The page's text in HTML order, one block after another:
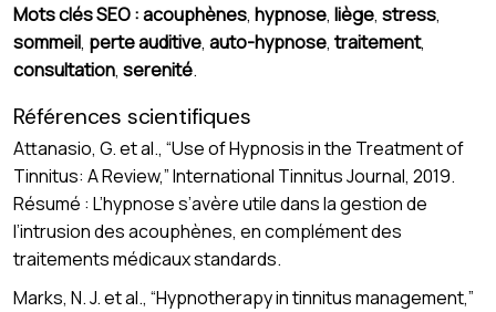
Mots clés SEO :acouphènes, hypnose, liège, stress,
sommeil, perte auditive, auto-hypnose,traitement,
consultation, serenité.
Références scientifiques
Attanasio, G. et al., “Use of Hypnosis in the Treatment of
Tinnitus: A Review,” International Tinnitus Journal, 2019.
Résumé : L’hypnose s’avère utile dans la gestion de
l’intrusion des acouphènes, en complément des
traitements médicaux standards.
Marks, N. J. et al., “Hypnotherapy in tinnitus management,”